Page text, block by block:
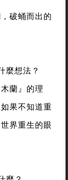
破蛹而出的
麼想法？
蘭』的理
果不知道重
界重生的眼